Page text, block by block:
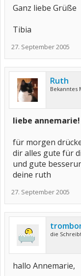
Ganz liebe Grüße
Tibia
27. September 2005
Ruth
Bekanntes
liebe annemarie!
für morgen
dir alles gute für
und gute
deine ruth
27. September 2005
die
hallo Annemarie,